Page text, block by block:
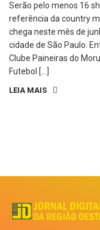
Serão pelo menos 16
referência da country
chega neste mês de
cidade de São Paulo.
Clube Paineiras do
Futebol […]
LEIA MAIS